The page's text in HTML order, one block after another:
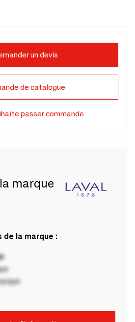
un devis
de catalogue
passer commande
marque
de la marque :